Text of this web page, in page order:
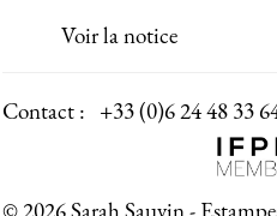
Voir la notice
Contact : +33 (0)6 24 48 33